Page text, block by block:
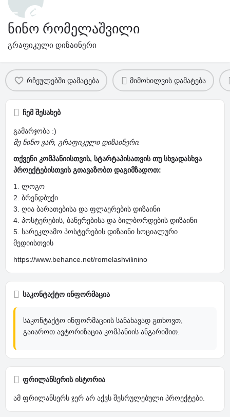
ნინო რომელაშვილი
გრაფიკული დიზაინერი
პროფილი კომენტარები და შეფასება
რჩეულებში დამატება მიმოხილვის დამატება
ჩემ შესახებ
გამარჯობა :)
მე ნინო ვარ, გრაფიკული დიზაინერი.
თქვენი კომპანიისთვის, სტარტაპისათვის თუ სხვადასხვა
პროექტებისთვის გთავაზობთ დაგიმზადოთ:
1. ლოგო
2. ბრენდბუქი
3. ღია ბარათებისა და ფლაერების დიზაინი
4. პოსტერების, ბანერებისა და ბილბორდების დიზაინი
5. სარეკლამო პოსტერების დიზაინი სოციალური
მედიისთვის
https://www.behance.net/romelashvilinino
საკონტაქტო ინფორმაცია
საკონტაქტო ინფორმაციის სანახავად გთხოვთ,
გაიაროთ ავტორიზაცია კომპანიის ანგარიშით.
ფრილანსერის ისტორია
ამ ფრილანსერს ჯერ არ აქვს შესრულებული პროექტები.